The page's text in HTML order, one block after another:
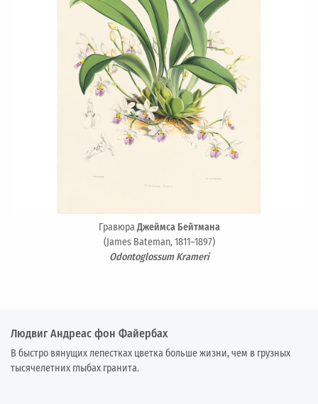
ГравюраДжеймса Бейтмана
(James Bateman, 1811–1897)
Odontoglossum Krameri
Людвиг Андреас фон Файербах
В быстро вянущих лепестках цветка больше жизни, чем в грузных
тысячелетних глыбах гранита.